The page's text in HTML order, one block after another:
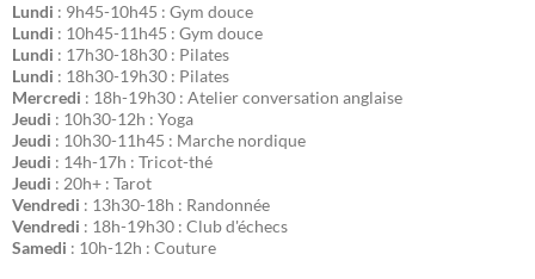
Lundi : 9h45-10h45 : Gym douce
Lundi : 10h45-11h45 : Gym douce
Lundi : 17h30-18h30 : Pilates
Lundi : 18h30-19h30 : Pilates
Mercredi : 18h-19h30 : Atelier conversation anglaise
Jeudi : 10h30-12h : Yoga
Jeudi : 10h30-11h45 : Marche nordique
Jeudi : 14h-17h : Tricot-thé
Jeudi : 20h+ : Tarot
Vendredi : 13h30-18h : Randonnée
Vendredi : 18h-19h30 : Club d'échecs
Samedi : 10h-12h : Couture